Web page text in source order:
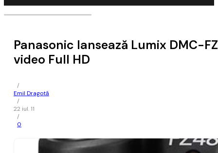
Panasonic lansează Lumix DMC-
video Full HD
/
Emil Dragotă
/
22 iul. 11
/
0